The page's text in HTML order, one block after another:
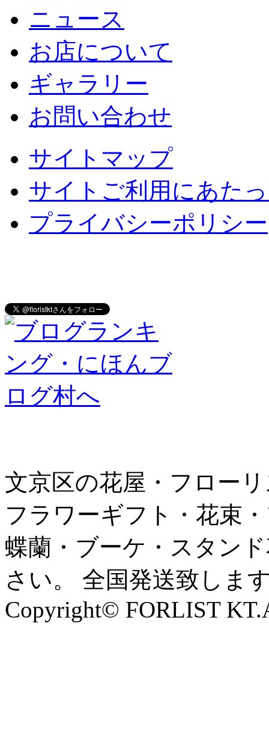
ニュース
お店について
ギャラリー
お問い合わせ
サイトマップ
サイトご利用にあた
プライバシーポリシー
文京区の花屋・フロー
フラワーギフト・花束
蝶蘭・ブーケ・スタン
さい。 全国発送致しま
Copyright© FORLIST